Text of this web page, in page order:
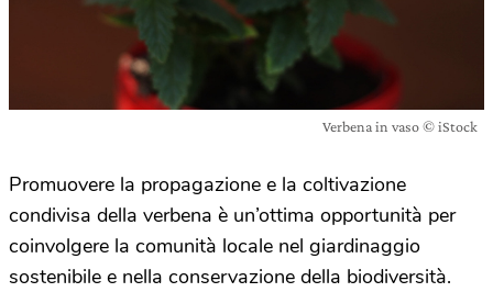
Verbena in vaso © iStock
Promuovere la propagazione e la coltivazione
condivisa della verbena è un’ottima opportunità per
coinvolgere la comunità locale nel giardinaggio
sostenibile e nella conservazione della biodiversità.